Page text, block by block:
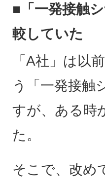
■「一発接触
較していた
「A社」は以
う「一発接触
すが、ある時
た。
そこで、改め